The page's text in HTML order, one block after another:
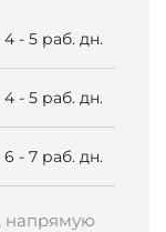
4 - 5 раб. дн.
4 - 5 раб. дн.
6 - 7 раб. дн.
напрямую